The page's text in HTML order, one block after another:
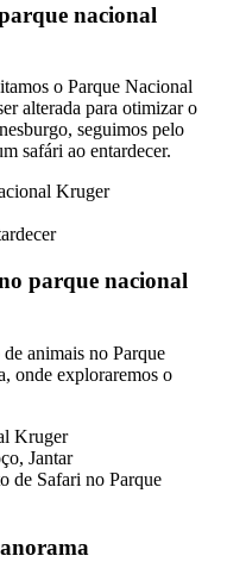
nacional
o Parque Nacional
alterada para otimizar o
seguimos pelo
safári ao entardecer.
Kruger
parque nacional
animais no Parque
onde exploraremos o
Kruger
Jantar
de Safari no Parque